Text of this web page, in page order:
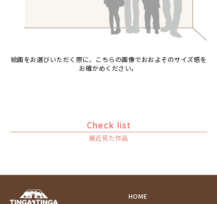
絵画をお選びいただく際に、こちらの画像でおおよそのサイズ感を
お確かめください。
Check list
最近見た作品
HOME